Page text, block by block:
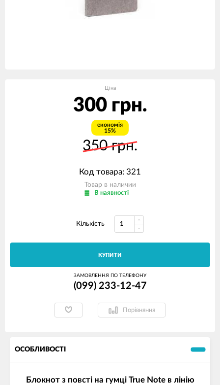
Ціна
300 грн.
економія
15%
350 грн.
Код товара: 321
Товар в наличии
В наявності
Кількість
КУПИТИ
ЗАМОВЛЕННЯ ПО ТЕЛЕФОНУ
(099) 233-12-47
Порівняння
ОСОБЛИВОСТІ
Блокнот з повсті на гумці True Note в лінію